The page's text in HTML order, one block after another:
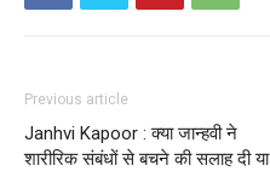
Previous article
Janhvi Kapoor : क्या जान्हवी ने
शारीरिक संबंधों से बचने की सलाह दी या